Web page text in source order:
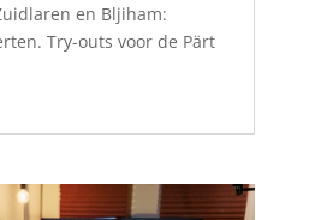
en Bljiham:
Try-outs voor de Pärt